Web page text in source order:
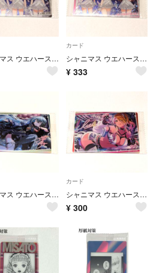
シャニマス ウエハース3 No.36 コメティック カード
カード
シャニマス ウエハース3 No.32 アルストロメリア カード
¥ 333
シャニマス ウエハース3 No.24 七草にちか カード
カード
シャニマス ウエハース3 No.19 和泉愛依 カード
¥ 300